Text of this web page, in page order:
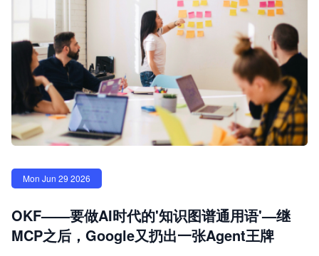
Mon Jun 29 2026
OKF——要做AI时代的'知识图谱通用语'—继
MCP之后，Google又扔出一张Agent王牌